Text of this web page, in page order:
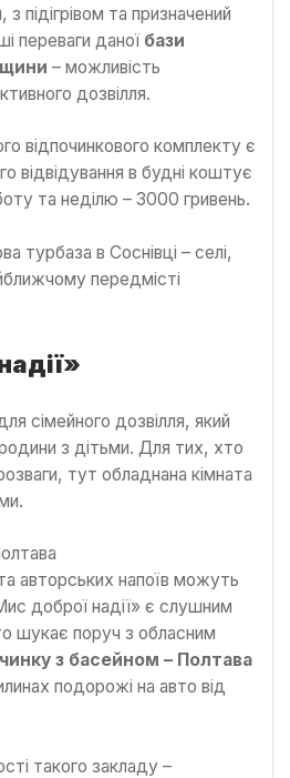
підігрівом та призначений
переваги даної бази
– можливість
дозвілля.
відпочинкового комплекту є
відвідування в будні коштує
та неділю – 3000 гривень.
турбаза в Соснівці – селі,
передмісті
сімейного дозвілля, який
з дітьми. Для тих, хто
тут обладнана кімната
авторських напоїв можуть
доброї надії» є слушним
шукає поруч з обласним
з басейном – Полтава
подорожі на авто від
такого закладу –